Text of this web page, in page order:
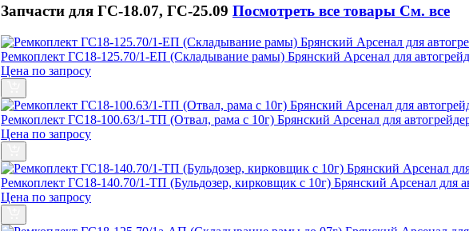
Запчасти для ГС-18.07, ГС-25.09 Посмотреть все товары См. все
Ремкоплект ГС18-125.70/1-ЕП (Складывание рамы) Брянский Арсенал для
Цена по запросу
Ремкоплект ГС18-100.63/1-ТП (Отвал, рама с 10г) Брянский Арсенал для
Цена по запросу
Ремкоплект ГС18-140.70/1-ТП (Бульдозер, кирковщик с 10г) Брянский Арсенал для
Цена по запросу